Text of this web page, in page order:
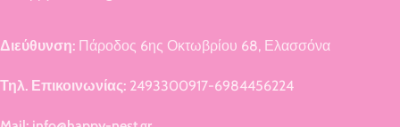
Διεύθυνση: Πάροδος 6ης Οκτωβρίου 68, Ελασσόνα
Τηλ. Επικοινωνίας: 2493300917-6984456224